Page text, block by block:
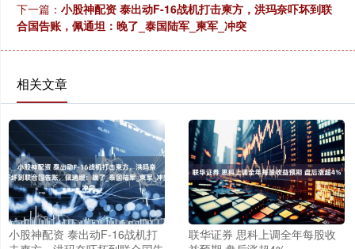
下一篇： 小股神配资 泰出动F-16战机打击柬方，洪玛奈吓坏到联
合国告账，佩通坦：晚了_泰国陆军_柬军_冲突
相关文章
小股神配资 泰出动F-16战机打
联华证券 思科上调全年每股收